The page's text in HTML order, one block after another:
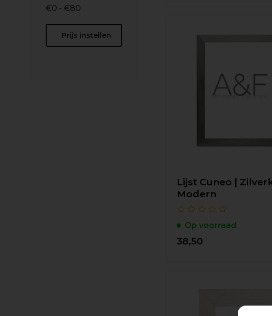
€0 - €80
Prijs instellen
Lijst Cuneo |
Modern
Op voorraad
38,50